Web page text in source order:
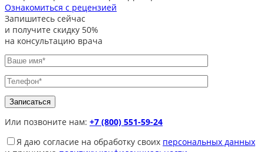
Ознакомиться с рецензией
Запишитесь сейчас
и получите скидку 50%
на консультацию врача
Или позвоните нам: +7 (800) 551-59-24
Я даю согласие на обработку своих персональных данных